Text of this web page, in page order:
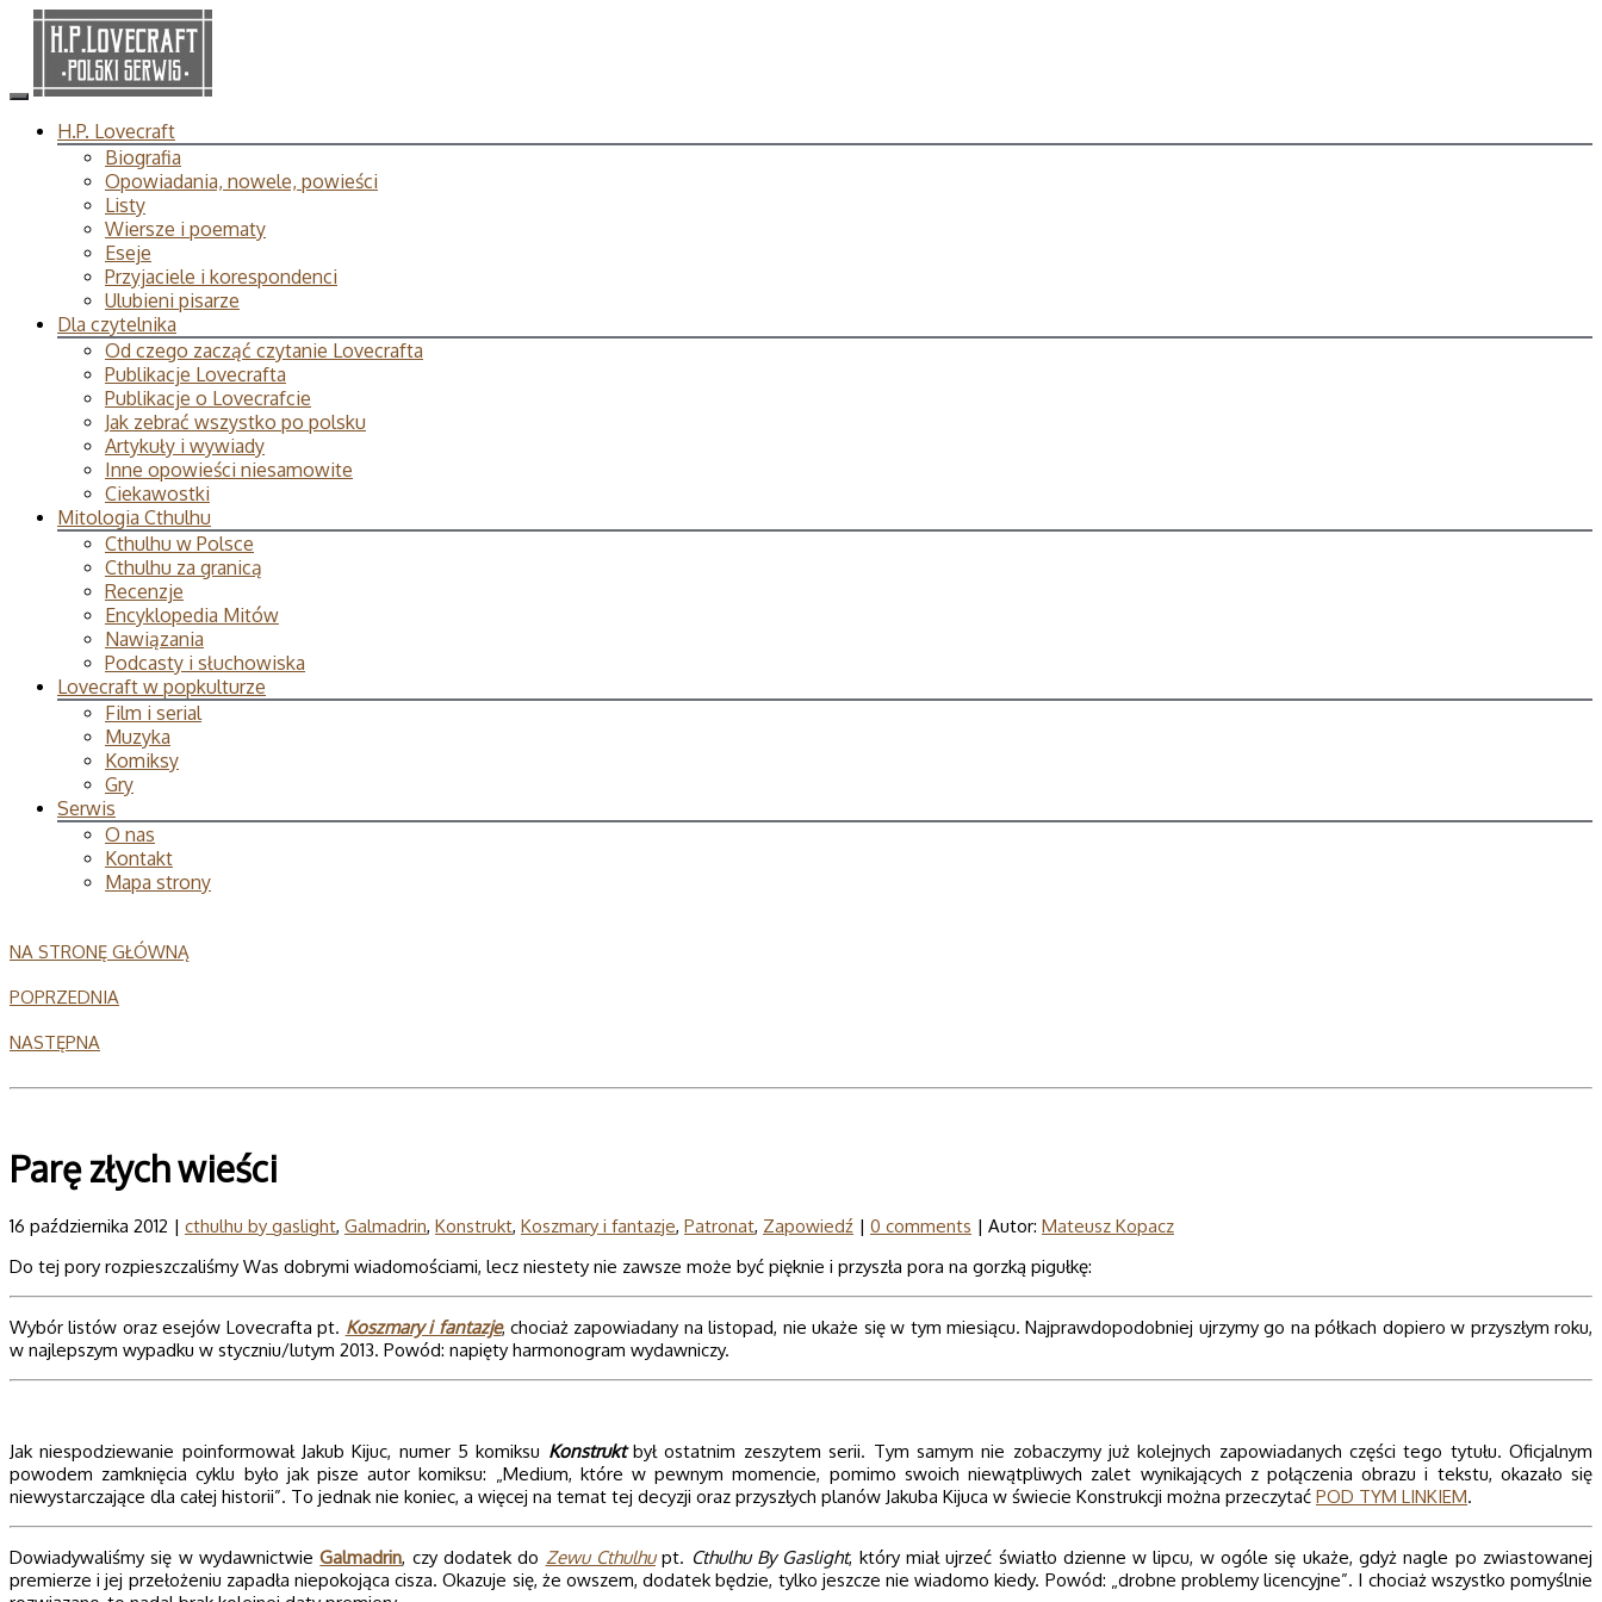
H.P. Lovecraft
Biografia
Opowiadania, nowele, powieści
Listy
Wiersze i poematy
Eseje
Przyjaciele i korespondenci
Ulubieni pisarze
Dla czytelnika
Od czego zacząć czytanie Lovecrafta
Publikacje Lovecrafta
Publikacje o Lovecrafcie
Jak zebrać wszystko po polsku
Artykuły i wywiady
Inne opowieści niesamowite
Ciekawostki
Mitologia Cthulhu
Cthulhu w Polsce
Cthulhu za granicą
Recenzje
Encyklopedia Mitów
Nawiązania
Podcasty i słuchowiska
Lovecraft w popkulturze
Film i serial
Muzyka
Komiksy
Gry
Serwis
O nas
Kontakt
Mapa strony
NA STRONĘ GŁÓWNĄ
POPRZEDNIA
NASTĘPNA
Parę złych wieści
16 października 2012 | cthulhu by gaslight, Galmadrin, Konstrukt, Koszmary i fantazje, Patronat, Zapowiedź | 0 comments | Autor: Mateusz Kopacz
Do tej pory rozpieszczaliśmy Was dobrymi wiadomościami, lecz niestety nie zawsze może być pięknie i przyszła pora na gorzką pigułkę:
Wybór listów oraz esejów Lovecrafta pt. Koszmary i fantazje, chociaż zapowiadany na listopad, nie ukaże się w tym miesiącu. Najprawdopodobniej ujrzymy go na półkach dopiero w przyszłym roku,
w najlepszym wypadku w styczniu/lutym 2013. Powód: napięty harmonogram wydawniczy.
Jak niespodziewanie poinformował Jakub Kijuc, numer 5 komiksu Konstruktbył ostatnim zeszytem serii. Tym samym nie zobaczymy już kolejnych zapowiadanych części tego tytułu. Oficjalnym
powodem zamknięcia cyklu było jak pisze autor komiksu: „Medium, które w pewnym momencie, pomimo swoich niewątpliwych zalet wynikających z połączenia obrazu i tekstu, okazało się
niewystarczające dla całej historii”. To jednak nie koniec, a więcej na temat tej decyzji oraz przyszłych planów Jakuba Kijuca w świecie Konstrukcji można przeczytać POD TYM LINKIEM.
Dowiadywaliśmy się w wydawnictwieGalmadrin, czy dodatek do Zewu Cthulhupt. Cthulhu By Gaslight, który miał ujrzeć światło dzienne w lipcu, w ogóle się ukaże, gdyż nagle po zwiastowanej
premierze i jej przełożeniu zapadła niepokojąca cisza. Okazuje się, że owszem, dodatek będzie, tylko jeszcze nie wiadomo kiedy. Powód: „drobne problemy licencyjne”. I chociaż wszystko pomyślnie